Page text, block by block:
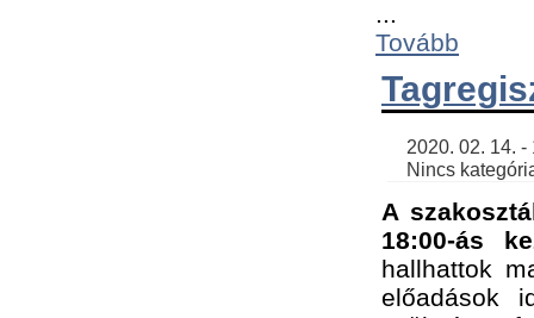
Tovább
Nincs
A
18:00-ás
hallhattok
előadások